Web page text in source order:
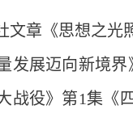
文章《思想之
发展迈向新境
战役》第1集《